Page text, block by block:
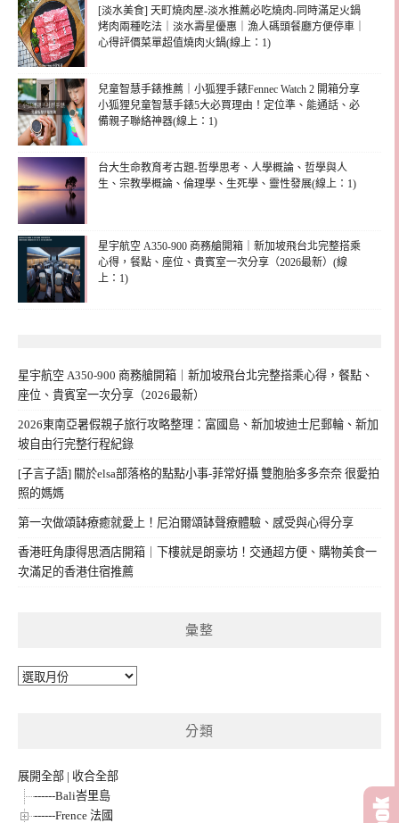
[淡水美食] 天町燒肉屋-淡水推薦必吃燒肉-同時滿足火鍋
烤肉兩種吃法｜淡水壽星優惠｜漁人碼頭餐廳方便停車｜
心得評價菜單超值燒肉火鍋(線上：1)
兒童智慧手錶推薦｜小狐狸手錶Fennec Watch 2 開箱分享
小狐狸兒童智慧手錶5大必買理由！定位準、能通話、必
備親子聯絡神器(線上：1)
台大生命教育考古題-哲學思考、人學概論、哲學與人
生、宗教學概論、倫理學、生死學、靈性發展(線上：1)
星宇航空 A350-900 商務艙開箱｜新加坡飛台北完整搭乘
心得，餐點、座位、貴賓室一次分享（2026最新）(線
上：1)
星宇航空 A350-900 商務艙開箱｜新加坡飛台北完整搭乘心得，餐點、
座位、貴賓室一次分享（2026最新）
2026東南亞暑假親子旅行攻略整理：富國島、新加坡迪士尼郵輪、新加
坡自由行完整行程紀錄
[子言子語] 關於elsa部落格的點點小事-菲常好攝 雙胞胎多多奈奈 很愛拍
照的媽媽
第一次做頌缽療癒就愛上！尼泊爾頌缽聲療體驗、感受與心得分享
香港旺角康得思酒店開箱｜下樓就是朗豪坊！交通超方便、購物美食一
次滿足的香港住宿推薦
彙整
彙
分類
展開全部 | 收合全部
------Bali峇里島
------Frence 法國